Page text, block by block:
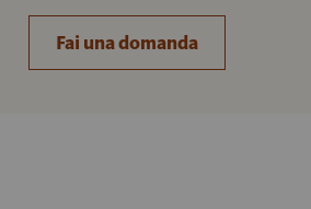
Fai una domanda